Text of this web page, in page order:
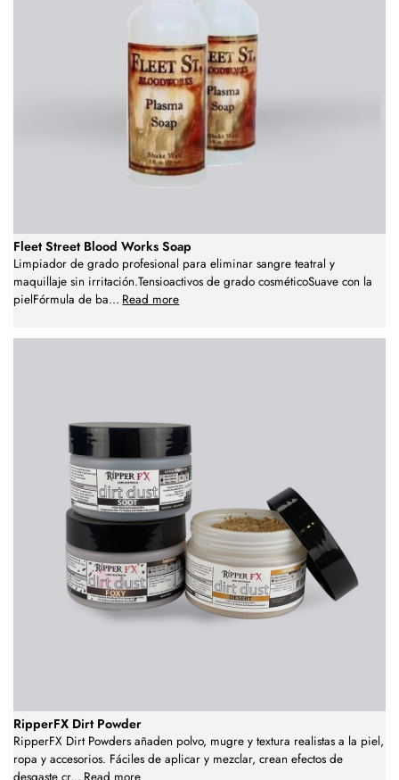
Fleet Street Blood Works Soap
Limpiador de grado profesional para eliminar sangre teatral y
maquillaje sin irritación.Tensioactivos de grado cosméticoSuave con la
pielFórmula de ba... Read more
RipperFX Dirt Powder
RipperFX Dirt Powders añaden polvo, mugre y textura realistas a la piel,
ropa y accesorios. Fáciles de aplicar y mezclar, crean efectos de